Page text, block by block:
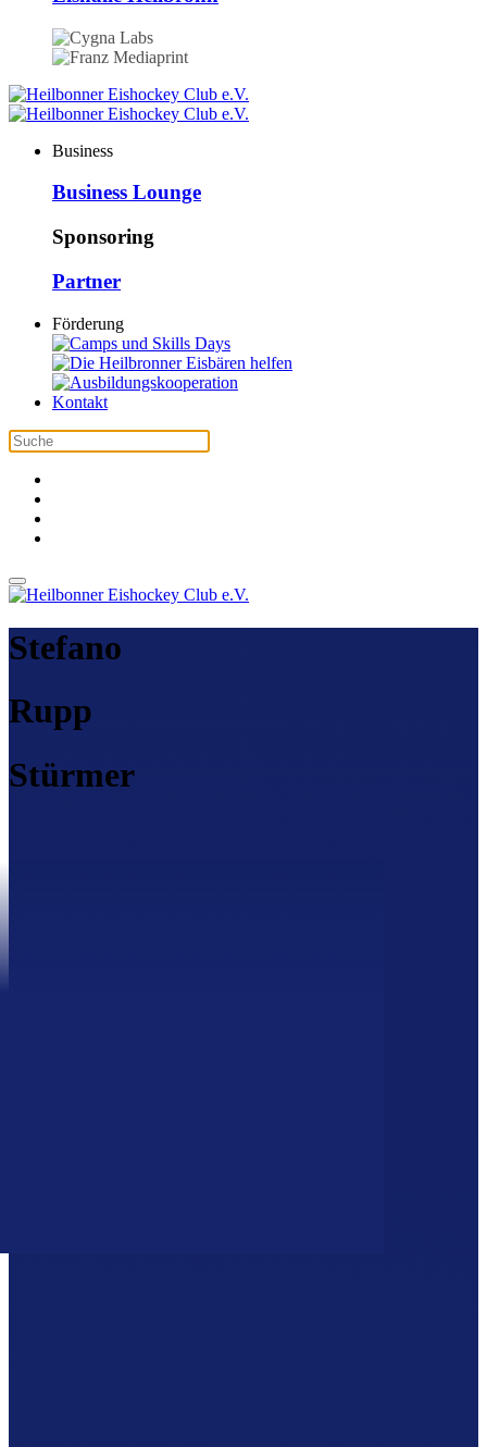
Business
Business Lounge
Sponsoring
Partner
Förderung
Kontakt
Stefano
Rupp
Stürmer